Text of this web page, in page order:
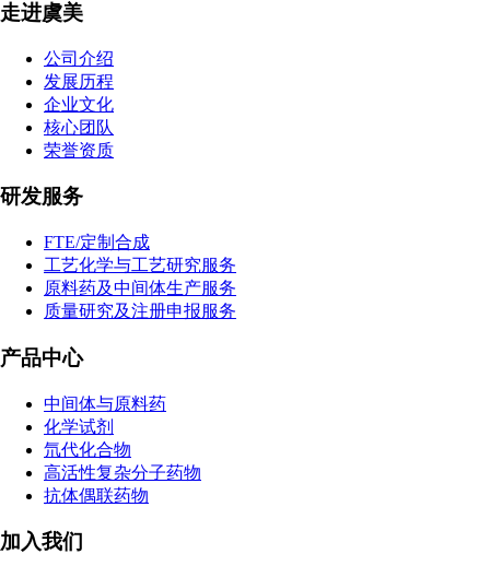
走进虞美
公司介绍
发展历程
企业文化
核心团队
荣誉资质
研发服务
FTE/定制合成
工艺化学与工艺研究服务
原料药及中间体生产服务
质量研究及注册申报服务
产品中心
中间体与原料药
化学试剂
氘代化合物
高活性复杂分子药物
抗体偶联药物
加入我们